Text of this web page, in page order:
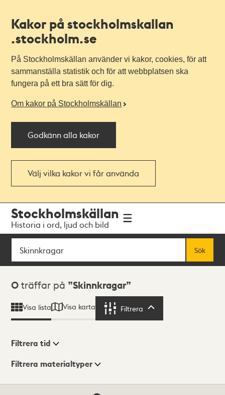
Kakor på stockholmskallan
.stockholm.se
På Stockholmskällan använder vi kakor, cookies, för att
sammanställa statistik och för att webbplatsen ska
fungera på ett bra sätt för dig.
Om kakor på Stockholmskällan
Godkänn alla kakor
Välj vilka kakor vi får använda
navigationen
huvudinnehållet
Stockholmskällan
Historia i ord, ljud och bild
Sök
Sök
Sökresultat
0 träffar på Skinnkragar
Visa lista Visa karta Filtrera
Visningsläge
Filtrera tid
Filtrera materialtyper